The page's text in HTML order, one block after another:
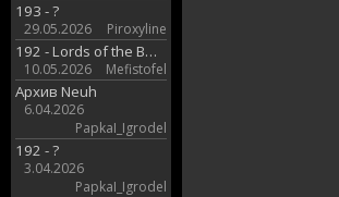
193 - ?
29.05.2026 Piroxyline
192 - Lords of the B…
10.05.2026 Mefistofel
Архив Neuh
6.04.2026
PapkaI_Igrodel
192 - ?
3.04.2026
PapkaI_Igrodel